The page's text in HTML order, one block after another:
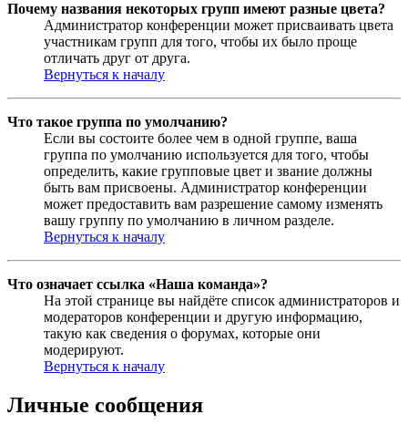
Почему названия некоторых групп имеют разные цвета?
Администратор конференции может присваивать цвета
участникам групп для того, чтобы их было проще
отличать друг от друга.
Вернуться к началу
Что такое группа по умолчанию?
Если вы состоите более чем в одной группе, ваша
группа по умолчанию используется для того, чтобы
определить, какие групповые цвет и звание должны
быть вам присвоены. Администратор конференции
может предоставить вам разрешение самому изменять
вашу группу по умолчанию в личном разделе.
Вернуться к началу
Что означает ссылка «Наша команда»?
На этой странице вы найдёте список администраторов и
модераторов конференции и другую информацию,
такую как сведения о форумах, которые они
модерируют.
Вернуться к началу
Личные сообщения